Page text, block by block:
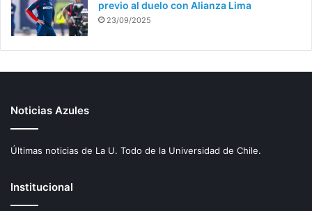
previo al duelo con Alianza Lima
23/09/2025
Noticias Azules
Últimas noticias de La U. Todo de la Universidad de Chile.
Institucional